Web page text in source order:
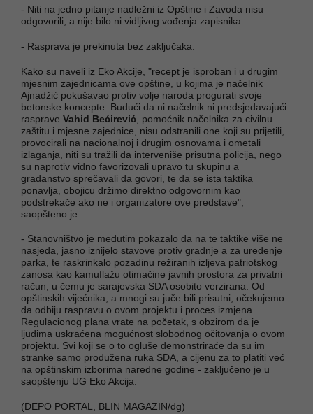
- Niti na jedno pitanje nadležni iz Opštine i Zavoda nisu
odgovorili, a nije bilo ni vidljivog vođenja zapisnika.
- Rasprava je prekinuta bez zaključaka.
Kako su naveli iz Eko Akcije, "recept je isproban i u drugim
mjesnim zajednicama ove opštine, u kojima je načelnik
Ajnadžić pokušavao protiv volje naroda progurati svoje
betonske koncepte. Budući da ni načelnik ni predsjedavajući
rasprave Vahid Bećirević , pomoćnik načelnika za civilnu
zaštitu i mjesne zajednice, nisu odstranili one koji su prijetili,
provocirali na nacionalnoj i drugim osnovama i ometali
izlaganja, niti su tražili da interveniše prisutna policija, nego
su naprotiv vidno favorizovali upravo tu skupinu a
građanstvo sprečavali da govori, te da se ista taktika
ponavlja, obojicu držimo direktno odgovornim kao
podstrekače ako ne i organizatore ove predstave",
saopšteno je.
- Stanovništvo je međutim pokazalo da na te taktike više ne
nasjeda, jasno iznijelo stavove protiv gradnje a za uređenje
parka, te raskrinkalo pozadinu režiranih izljeva patriotskog
zanosa kao kamuflažu otimačine javnih prostora za privatni
račun, u čemu je sarajevska SDA osobito verzirana. Od
opštinskih vijećnika, a mnogi su juče bili prisutni, očekujemo
da odbiju raspravu o ovom projektu i proces izmjena
Regulacionog plana vrate na početak, s obzirom da je
ljudima uskraćena mogućnost slobodnog očitovanja o ovom
projektu. Svi koji se o to ogluše demonstriraće da su im
stranke samo produžena ruka SDA, a cijenu za to platiti već
na opštinskim izborima naredne godine - zaključeno je u
saopštenju UG Eko Akcija.
(DEPO PORTAL, BLIN MAGAZIN/dg)